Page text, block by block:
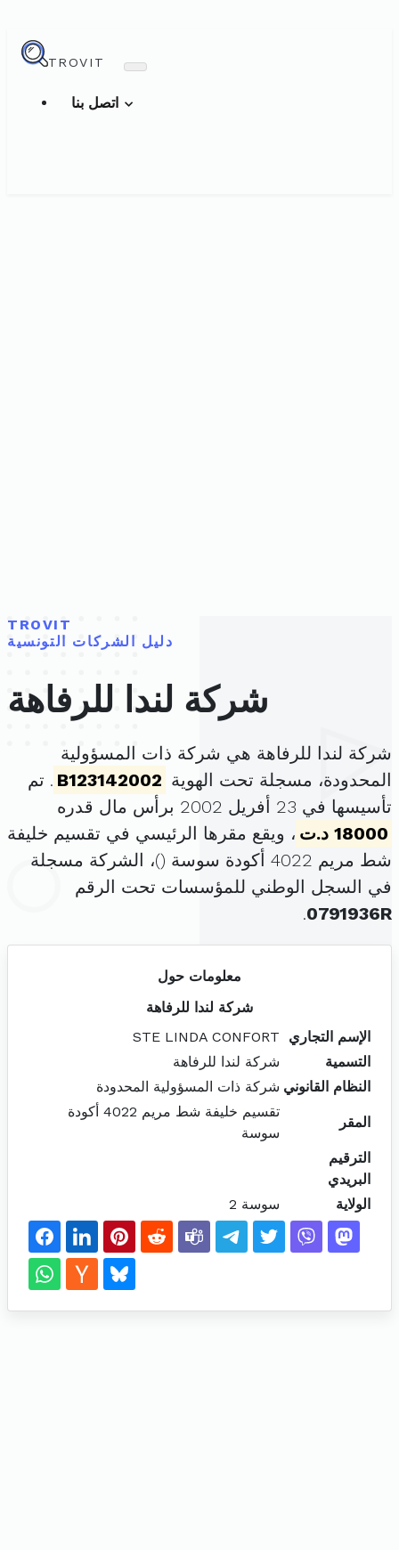
TROVIT
TROVIT
دليل الشركات التونسية
شركة لندا للرفاهة
شركة لندا للرفاهة هي شركة ذات المسؤولية
المحدودة، مسجلة تحت الهوية B123142002 . تم
تأسيسها في 23 أفريل 2002 برأس مال قدره
18000 د.ت
، ويقع مقرها الرئيسي في تقسيم خليفة
شط مريم 4022 أكودة سوسة (
)، الشركة مسجلة
في السجل الوطني للمؤسسات تحت الرقم
0791936R
.
معلومات حول
شركة لندا للرفاهة
الإسم التجاري
STE LINDA CONFORT
التسمية
شركة لندا للرفاهة
النظام القانوني شركة ذات المسؤولية المحدودة
المقر
تقسيم خليفة شط مريم 4022 أكودة
سوسة
الترقيم
البريدي
الولاية
سوسة 2